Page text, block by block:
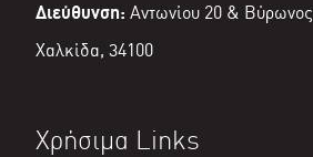
Διεύθυνση: Αντωνίου 20 & Βύρωνος
Χαλκίδα, 34100
Χρήσιμα Links